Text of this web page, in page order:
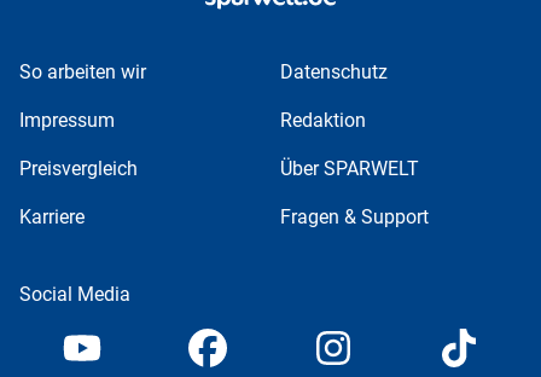
So arbeiten wir Datenschutz
Impressum Redaktion
Preisvergleich Über SPARWELT
Karriere Fragen & Support
Social Media